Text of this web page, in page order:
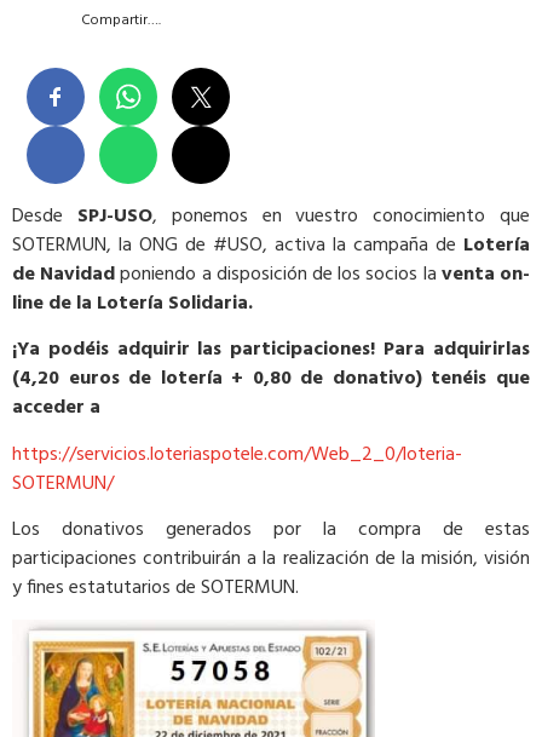
Compartir….
Desde SPJ-USO, ponemos en vuestro conocimiento que
SOTERMUN, la ONG de #USO, activa la campaña de Lotería
de Navidadponiendo a disposición de los socios laventa on-
line de la Lotería Solidaria.
¡Ya podéis adquirir las participaciones! Para adquirirlas
(4,20 euros de lotería + 0,80 de donativo) tenéis que
acceder a
https://servicios.loteriaspotele.com/Web_2_0/loteria-
SOTERMUN/
Los donativos generados por la compra de estas
participaciones contribuirán a la realización de la misión, visión
y fines estatutarios de SOTERMUN.